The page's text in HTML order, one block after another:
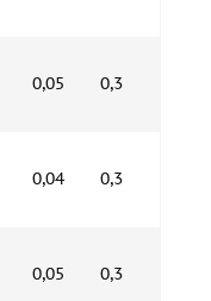
0,05 0,3
0,04 0,3
0,05 0,3